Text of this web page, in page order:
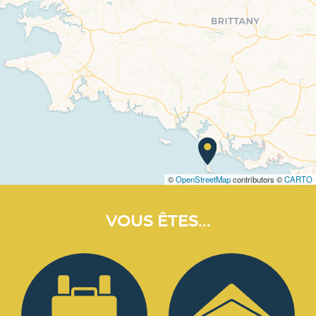
©OpenStreetMapcontributors ©CARTO
VOUS ÊTES...